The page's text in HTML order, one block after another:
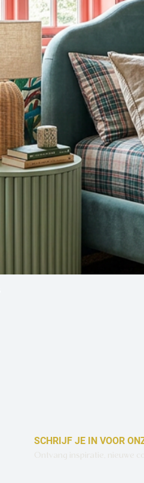
SCHRIJF JE IN VOOR
Ontvang inspiratie, nieuwe